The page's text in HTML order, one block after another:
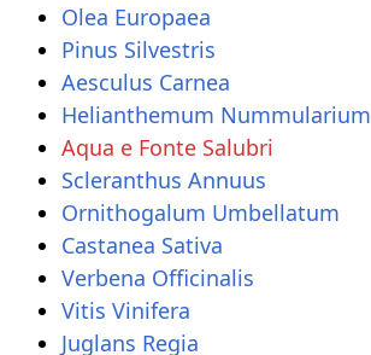
Olea Europaea
Pinus Silvestris
Aesculus Carnea
Helianthemum Nummularium
Aqua e Fonte Salubri
Scleranthus Annuus
Ornithogalum Umbellatum
Castanea Sativa
Verbena Officinalis
Vitis Vinifera
Juglans Regia